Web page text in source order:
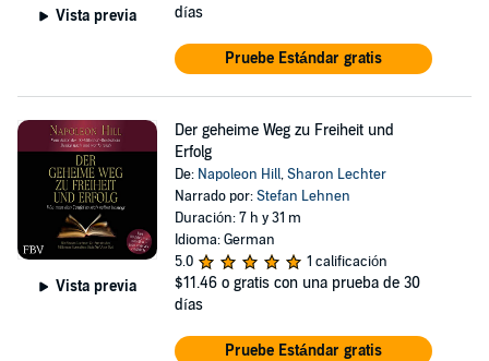
Vista previa
días
Pruebe Estándar gratis
Vista previa
Der geheime Weg zu Freiheit und
Erfolg
De: Napoleon Hill,Sharon Lechter
Narrado por:Stefan Lehnen
Duración: 7 h y 31 m
Idioma: German
5.0
1 calificación
$11.46 o gratis con una prueba de 30
días
Pruebe Estándar gratis